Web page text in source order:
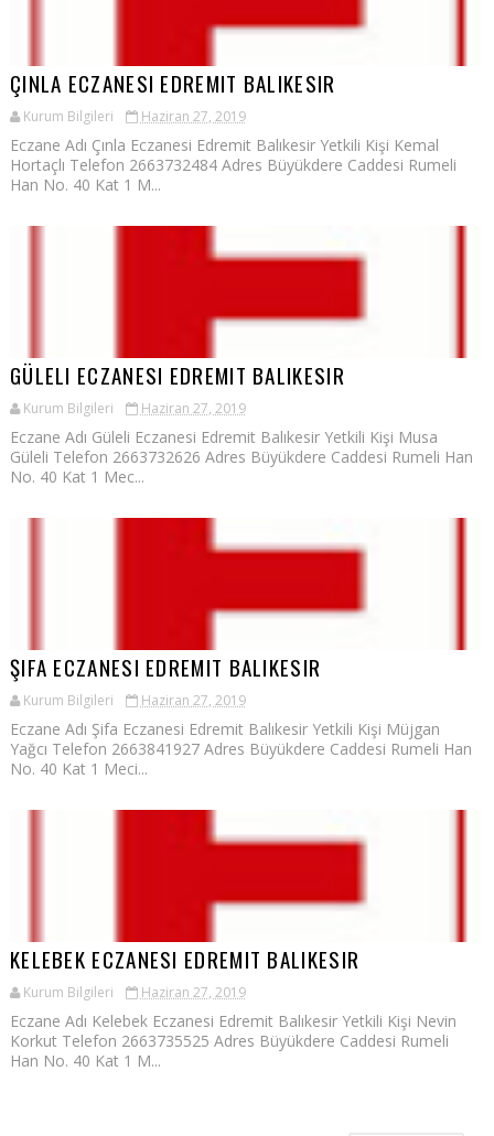
ÇINLA ECZANESI EDREMIT BALIKESIR
Kurum Bilgileri Haziran 27, 2019
Eczane Adı Çınla Eczanesi Edremit Balıkesir Yetkili Kişi Kemal
Hortaçlı Telefon 2663732484 Adres Büyükdere Caddesi Rumeli
Han No. 40 Kat 1 M...
GÜLELI ECZANESI EDREMIT BALIKESIR
Kurum Bilgileri Haziran 27, 2019
Eczane Adı Güleli Eczanesi Edremit Balıkesir Yetkili Kişi Musa
Güleli Telefon 2663732626 Adres Büyükdere Caddesi Rumeli Han
No. 40 Kat 1 Mec...
ŞIFA ECZANESI EDREMIT BALIKESIR
Kurum Bilgileri Haziran 27, 2019
Eczane Adı Şifa Eczanesi Edremit Balıkesir Yetkili Kişi Müjgan
Yağcı Telefon 2663841927 Adres Büyükdere Caddesi Rumeli Han
No. 40 Kat 1 Meci...
KELEBEK ECZANESI EDREMIT BALIKESIR
Kurum Bilgileri Haziran 27, 2019
Eczane Adı Kelebek Eczanesi Edremit Balıkesir Yetkili Kişi Nevin
Korkut Telefon 2663735525 Adres Büyükdere Caddesi Rumeli
Han No. 40 Kat 1 M...